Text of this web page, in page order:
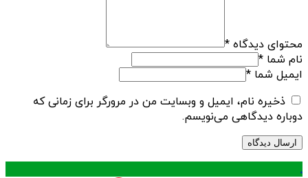
محتوای دیدگاه *
نام شما *
ایمیل شما *
ذخیره نام، ایمیل و وبسایت من در مرورگر برای زمانی که
دوباره دیدگاهی می‌نویسم.
.